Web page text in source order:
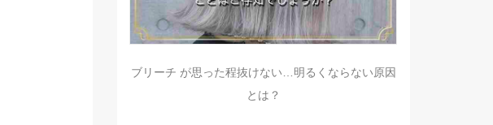
ブリーチ が思った程抜けない…明るくならない原因
とは？